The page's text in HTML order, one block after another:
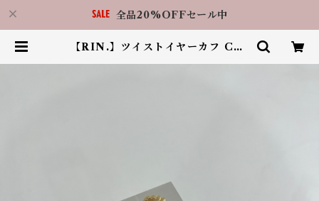
全品20%OFFセール中
【RIN.】ツイストイヤーカフ C00